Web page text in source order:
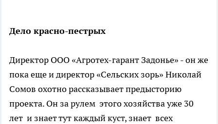
Дело красно-пестрых
Директор ООО «Агротех-гарант Задонье» - он же
пока еще и директор «Сельских зорь» Николай
Сомов охотно рассказывает предысторию
проекта. Он за рулем этого хозяйства уже 30
лет и знает тут каждый куст, знает всех